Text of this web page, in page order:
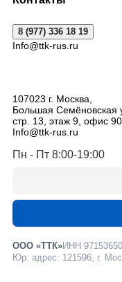
8 (977) 336 18 19
Info@ttk-rus.ru
107023 г. Москва,
Большая Семёновская
стр. 13, этаж 9, офис
Info@ttk-rus.ru
Пн - Пт 8:00-19:00
ООО «ТТК»ИНН
Юр. адрес: 121596, г.